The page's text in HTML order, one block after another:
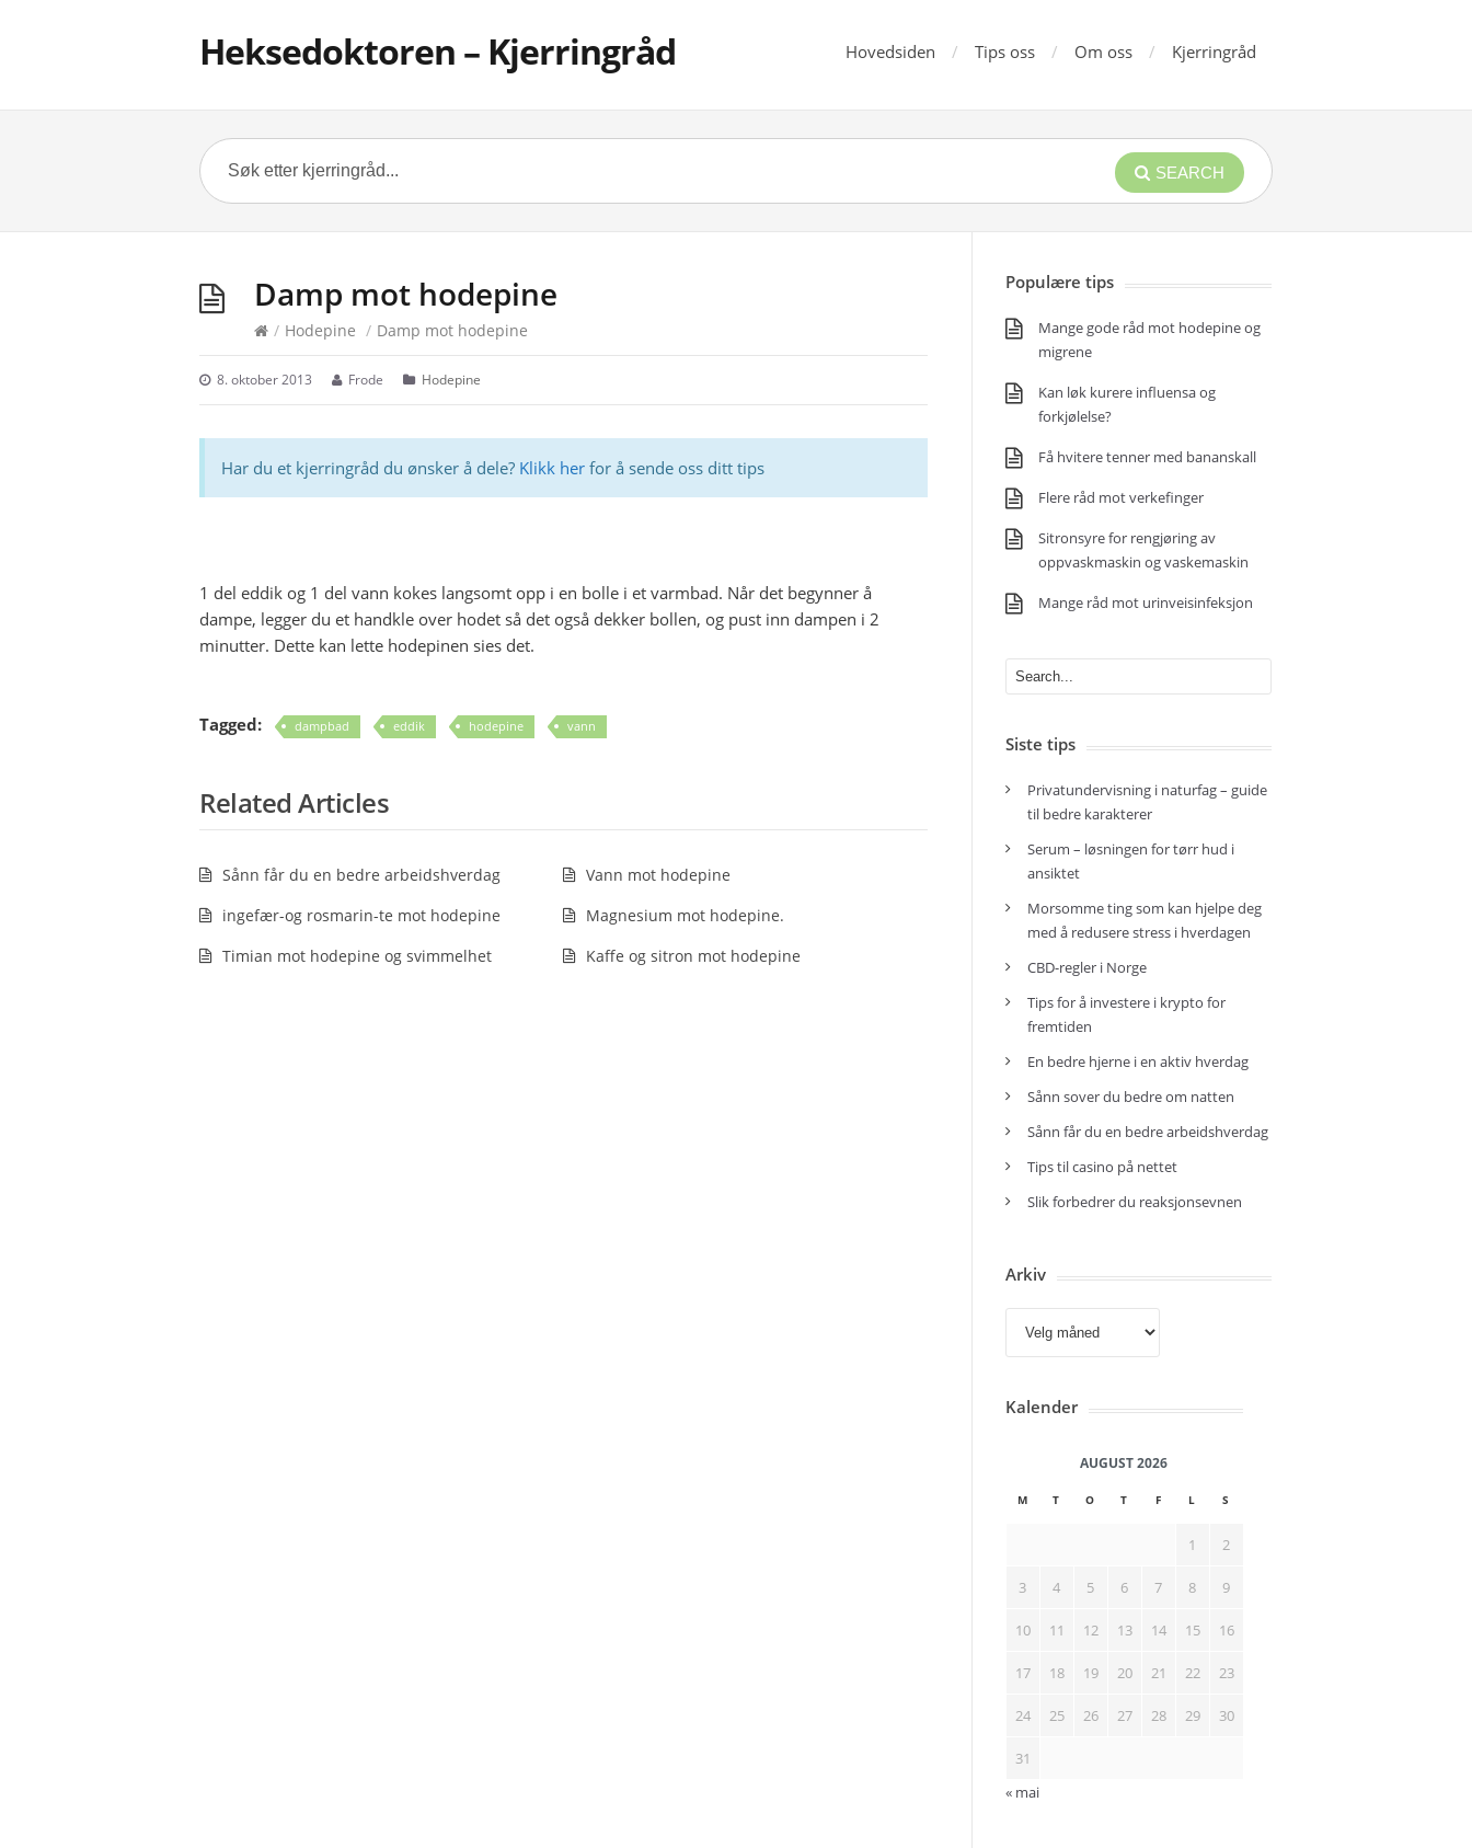
Heksedoktoren – Kjerringråd Hovedsiden Tips oss Om oss Kjerringråd
SEARCH
Damp mot hodepine
/ Hodepine / Damp mot hodepine
8. oktober 2013 Frode Hodepine
Har du et kjerringråd du ønsker å dele? Klikk her for å sende oss ditt tips
1 del eddik og 1 del vann kokes langsomt opp i en bolle i et varmbad. Når det begynner å
dampe, legger du et handkle over hodet så det også dekker bollen, og pust inn dampen i 2
minutter. Dette kan lette hodepinen sies det.
Tagged: dampbad eddik hodepine vann
Related Articles
Sånn får du en bedre arbeidshverdag
Vann mot hodepine
ingefær-og rosmarin-te mot hodepine
Magnesium mot hodepine.
Timian mot hodepine og svimmelhet
Kaffe og sitron mot hodepine
Populære tips
Mange gode råd mot hodepine og
migrene
Kan løk kurere influensa og
forkjølelse?
Få hvitere tenner med bananskall
Flere råd mot verkefinger
Sitronsyre for rengjøring av
oppvaskmaskin og vaskemaskin
Mange råd mot urinveisinfeksjon
Siste tips
Privatundervisning i naturfag – guide
til bedre karakterer
Serum – løsningen for tørr hud i
ansiktet
Morsomme ting som kan hjelpe deg
med å redusere stress i hverdagen
CBD-regler i Norge
Tips for å investere i krypto for
fremtiden
En bedre hjerne i en aktiv hverdag
Sånn sover du bedre om natten
Sånn får du en bedre arbeidshverdag
Tips til casino på nettet
Slik forbedrer du reaksjonsevnen
Arkiv
Kalender
AUGUST 2026
M T O T F L S
1 2
3 4 5 6 7 8 9
10 11 12 13 14 15 16
17 18 19 20 21 22 23
24 25 26 27 28 29 30
31
« mai